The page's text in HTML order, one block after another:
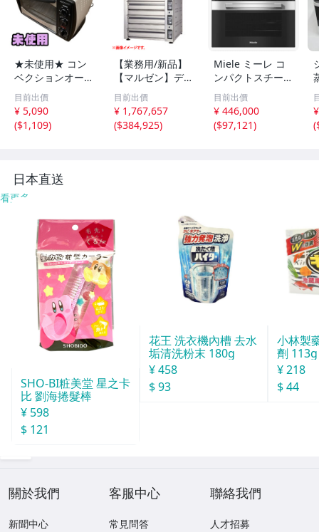
★未使用★ コン
ベクションオーブ
ン ノンフライ T
WINBIRD ツイン
バード TS-4119 2
025年製 直接お渡
目前出價
¥ 5,090
($1,109)
【業務用/新品】
【マルゼン】デッ
キオーブン プリ
ンス PET3-111B
幅1280×奥行104
5×高さ1710(mm)
目前出價
¥ 1,767,657
($384,925)
Miele ミーレ コ
ンパクトスチーム
オーブンDGC 78
40
目前出價
¥ 446,000
($97,121)
(
日本直送
看更多
SHO-BI粧美堂 星之卡
比 劉海捲髮棒
¥ 598
$ 121
花王 洗衣機內槽 去水
垢清洗粉末 180g
¥ 458
$ 93
小林製
劑 113g
¥ 218
$ 44
關於我們
新聞中心
客服中心
常見問答
聯絡我們
人才招募